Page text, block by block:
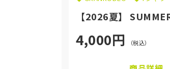
【2026夏】
4,000円 （税込）